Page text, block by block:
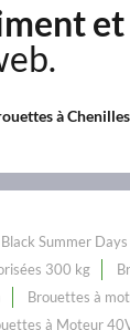
à Chenilles
Black Summer
300 kg
Brouettes à
à Moteur